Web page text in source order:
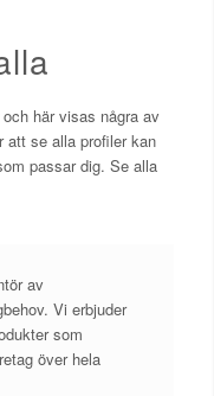
här visas några av
att se alla profiler kan
passar dig. Se alla
av
Vi erbjuder
som
över hela